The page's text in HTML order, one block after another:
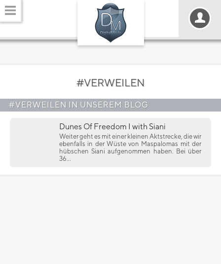
#VERWEILEN
#VERWEILEN IN UNSEREM BLOG
Dunes Of Freedom I with Siani
Weiter geht es mit einer kleinen Aktstrecke, die wir
ebenfalls in der Wüste von Maspalomas mit der
hübschen Siani aufgenommen haben. Bei über
36...